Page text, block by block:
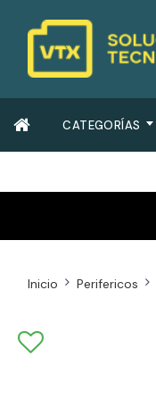
CATEGORÍAS
Inicio Perifericos